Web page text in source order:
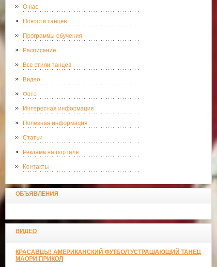
О нас
Новости танцев
Программы обучения
Расписание
Все стили танцев
Видео
Фото
Интересная информация
Полезная информация
Статьи
Реклама на портале
Контакты
ОБЪЯВЛЕНИЯ
ВИДЕО
КРАСАВЦЫ! АМЕРИКАНСКИЙ ФУТБОЛ УСТРАШАЮЩИЙ ТАНЕЦ
МАОРИ ПРИКОЛ